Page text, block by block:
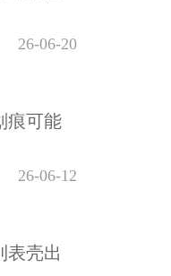
26-06-20
痕可能
26-06-12
表壳出